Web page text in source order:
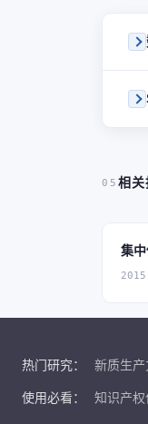
05 相关
集
热门研究： 新质生产
使用必看： 知识产权